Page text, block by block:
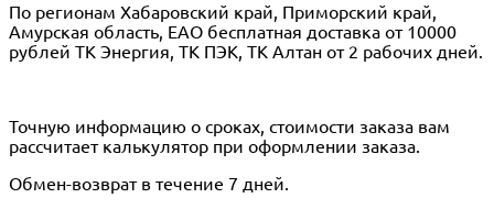
По регионам Хабаровский край, Приморский край,
Амурская область, ЕАО бесплатная доставка от 10000
рублей ТК Энергия, ТК ПЭК, ТК Алтан от 2 рабочих дней.
Точную информацию о сроках, стоимости заказа вам
рассчитает калькулятор при оформлении заказа.
Обмен-возврат в течение 7 дней.